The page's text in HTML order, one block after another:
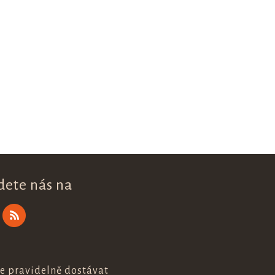
nás na
pravidelně dostávat